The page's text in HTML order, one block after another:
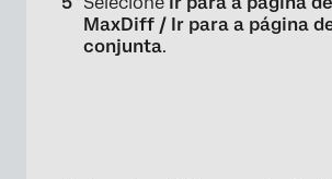
MaxDiff / Ir para a página
conjunta.